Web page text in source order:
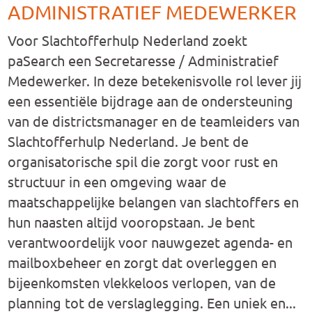
ADMINISTRATIEF MEDEWERKER
Voor Slachtofferhulp Nederland zoekt
paSearch een Secretaresse / Administratief
Medewerker. In deze betekenisvolle rol lever jij
een essentiële bijdrage aan de ondersteuning
van de districtsmanager en de teamleiders van
Slachtofferhulp Nederland. Je bent de
organisatorische spil die zorgt voor rust en
structuur in een omgeving waar de
maatschappelijke belangen van slachtoffers en
hun naasten altijd vooropstaan. Je bent
verantwoordelijk voor nauwgezet agenda- en
mailboxbeheer en zorgt dat overleggen en
bijeenkomsten vlekkeloos verlopen, van de
planning tot de verslaglegging. Een uniek en...